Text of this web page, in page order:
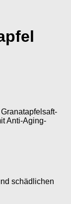
Anti-Aging-
schädlichen